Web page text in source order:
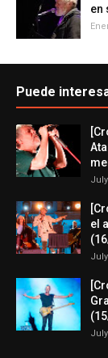
en
Puede
el